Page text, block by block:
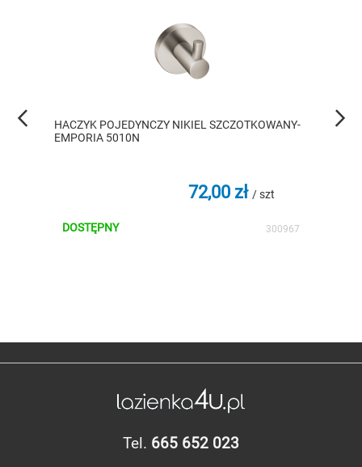
HACZYK POJEDYNCZY NIKIEL SZCZOTKOWANY-
EMPORIA 5010N
72,00 zł / szt
DOSTĘPNY 300967
Tel. 665 652 023